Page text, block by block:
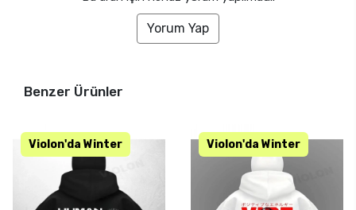
Yorum Yap
Benzer Ürünler